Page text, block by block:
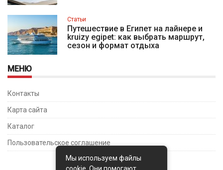
Статьи
Путешествие в Египет на лайнере и
kruizy egipet: как выбрать маршрут,
сезон и формат отдыха
МЕНЮ
Контакты
Карта сайта
Каталог
Пользовательское соглашение
Мы используем файлы